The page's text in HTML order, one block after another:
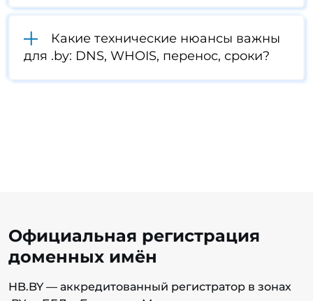
Какие технические нюансы важны
для .by: DNS, WHOIS, перенос, сроки?
Официальная регистрация
доменных имён
HB.BY — аккредитованный регистратор в зонах